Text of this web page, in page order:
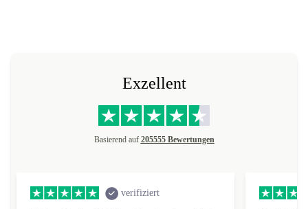
Exzellent
Basierend auf 205555 Bewertungen
verifiziert